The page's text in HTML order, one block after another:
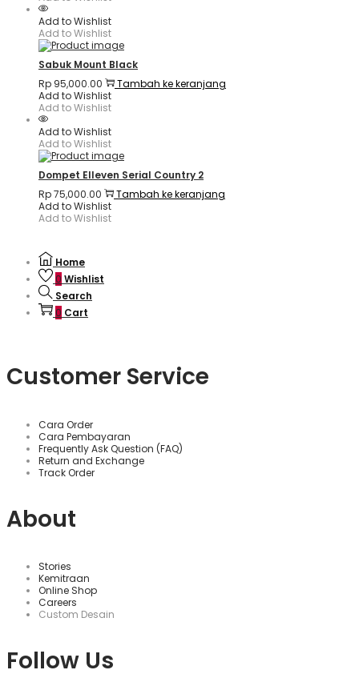
Add to Wishlist
Add to Wishlist
Sabuk Mount Black
Rp 95,000.00
Tambah ke keranjang
Add to Wishlist
Add to Wishlist
Add to Wishlist
Add to Wishlist
Dompet Elleven Serial Country 2
Rp75,000.00
Tambah ke keranjang
Add to Wishlist
Add to Wishlist
Home
0 Wishlist
Search
0 Cart
Customer Service
Cara Order
Cara Pembayaran
Frequently Ask Question (FAQ)
Return and Exchange
Track Order
About
Stories
Kemitraan
Online Shop
Careers
Custom Desain
Follow Us